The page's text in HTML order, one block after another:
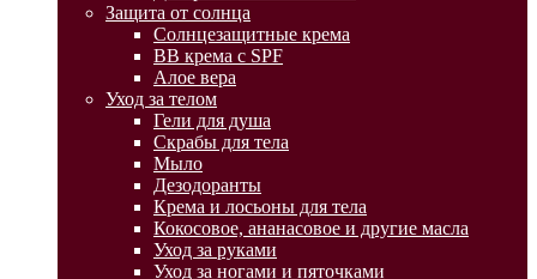
Защита от солнца
Солнцезащитные крема
BB крема с SPF
Алое вера
Уход за телом
Гели для душа
Скрабы для тела
Мыло
Дезодоранты
Крема и лосьоны для тела
Кокосовое, ананасовое и другие масла
Уход за руками
Уход за ногами и пяточками